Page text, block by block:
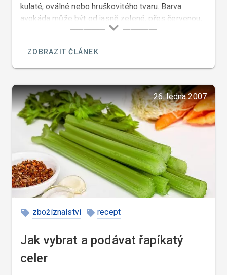
kulaté, oválné nebo hruškovitého tvaru. Barva
avokáda může být od jasně zelené, přes červenou,
po tmavě rudou až černou.
ZOBRAZIT ČLÁNEK
26. ledna 2007
zbožíznalství recept
Jak vybrat a podávat řapíkatý
celer